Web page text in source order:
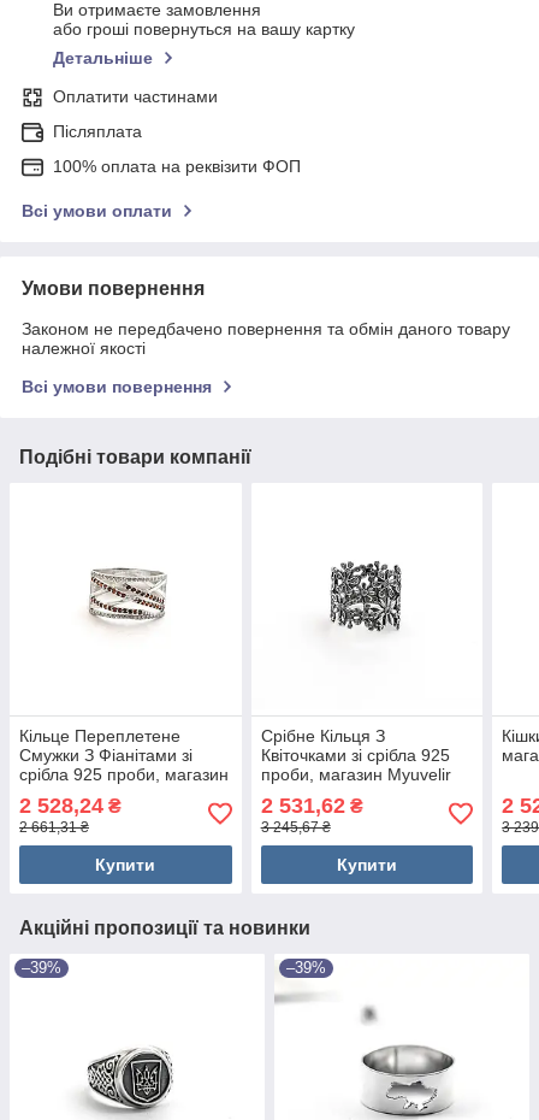
Ви отримаєте замовлення
або гроші повернуться на вашу картку
Детальніше
Оплатити частинами
Післяплата
100% оплата на реквізити ФОП
Всі умови оплати
Умови повернення
Законом не передбачено повернення та обмін даного товару
належної якості
Всі умови повернення
Подібні товари компанії
Кільце Переплетене
Смужки З Фіанітами зі
срібла 925 проби, магазин
2 528,24 ₴
2 661,31 ₴
Купити
Срібне Кільця З
Квіточками зі срібла 925
проби, магазин Myuvelir
2 531,62₴
3 245,67 ₴
Купити
2
3
Акційні пропозиції та новинки
–39% –39%